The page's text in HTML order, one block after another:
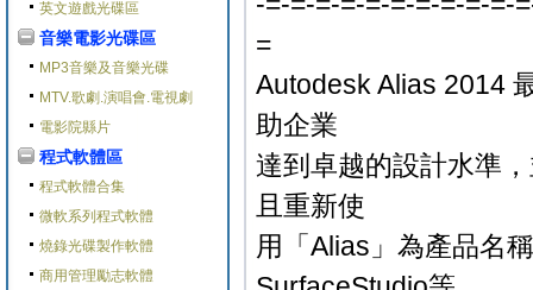
英文遊戲光碟區
音樂電影光碟區
MP3音樂及音樂光碟
MTV.歌劇.演唱會.電視劇
電影院縣片
程式軟體區
程式軟體合集
微軟系列程式軟體
燒錄光碟製作軟體
商用管理勵志軟體
=
Autodesk Alias 2014
助企業
達到卓越的設計水準
且重新使
用「Alias」為產品名